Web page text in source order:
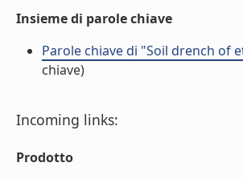
Insieme di parole chiave
Parole chiave di "Soil drench of
chiave)
Incoming links:
Prodotto